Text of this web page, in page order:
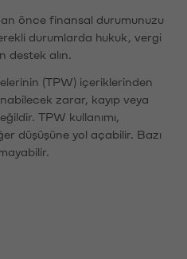
önce finansal durumunuzu
durumlarda hukuk, vergi
destek alın.
(TPW) içeriklerinden
zarar, kayıp veya
TPW kullanımı,
düşüşüne yol açabilir. Bazı